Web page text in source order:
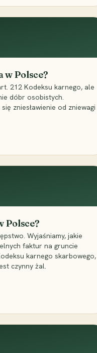
w Polsce?
212 Kodeksu karnego, ale
dóbr osobistych.
zniesławienie od zniewagi
Polsce?
Wyjaśniamy, jakie
faktur na gruncie
karnego skarbowego,
czynny żal.